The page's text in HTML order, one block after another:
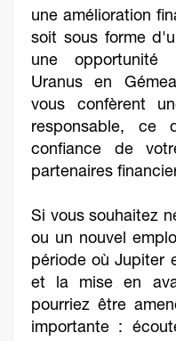
une amélioration
soit sous forme
une opportunité
Uranus en
vous confèrent
responsable, ce
confiance de
partenaires
Si vous souhaitez
ou un nouvel
période où Jupiter
et la mise en
pourriez être
importante :